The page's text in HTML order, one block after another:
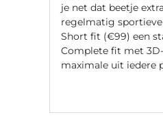
je net dat beetje
regelmatig
Short fit (€99) een
Complete fit met
maximale uit iedere